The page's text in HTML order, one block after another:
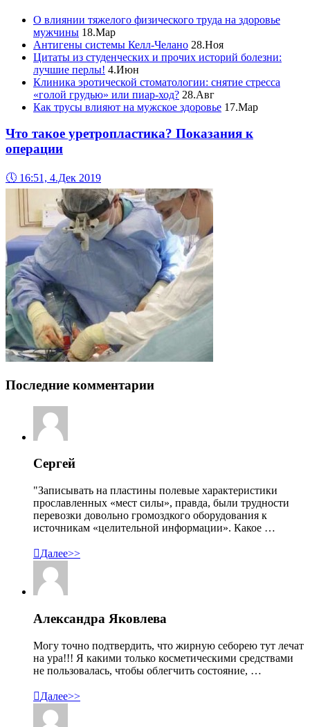
О влиянии тяжелого физического труда на здоровье
мужчины 18.Мар
Антигены системы Келл-Челано 28.Ноя
Цитаты из студенческих и прочих историй болезни:
лучшие перлы! 4.Июн
Клиника эротической стоматологии: снятие стресса
«голой грудью» или пиар-ход? 28.Авг
Как трусы влияют на мужское здоровье 17.Мар
Что такое уретропластика? Показания к
операции
🕔 16:51, 4.Дек 2019
Последние комментарии
Сергей
"Записывать на пластины полевые характеристики
прославленных «мест силы», правда, были трудности
перевозки довольно громоздкого оборудования к
источникам «целительной информации». Какое …
Далее>>
Александра Яковлева
Могу точно подтвердить, что жирную себорею тут лечат
на ура!!! Я какими только косметическими средствами
не пользовалась, чтобы облегчить состояние, …
Далее>>